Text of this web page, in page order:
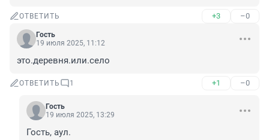
ОТВЕТИТЬ +3 –0
Гость
19 июля 2025, 11:12
это.деревня.или.село
ОТВЕТИТЬ 1 +1 –0
Гость
19 июля 2025, 13:29
Гость, аул.